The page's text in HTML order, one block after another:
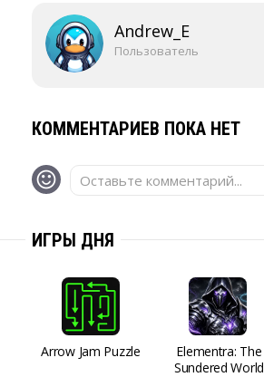
Andrew_E
Пользователь
КОММЕНТАРИЕВ ПОКА НЕТ
Оставьте комментарий...
ИГРЫ ДНЯ
Arrow Jam Puzzle
Elementra: The
Sundered World